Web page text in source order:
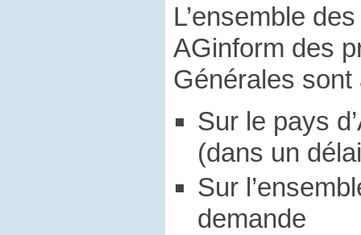
L’ensemble
AGinform des
Générales
Sur le pays
(dans un
Sur
demande